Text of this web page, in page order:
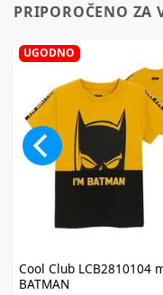
PRIPOROČENO ZA
UGODNO
Cool ClubLCB2810104
BATMAN